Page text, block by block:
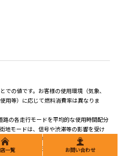
の値です。お客様の使用環境（気象、
用等）に応じて燃料消費率は異なりま
の各走行モードを平均的な使用時間配分
地モードは、信号や渋滞等の影響を受け
は、信号や渋滞等の影響をあまり受けな
路等での走行を想定しています。
一覧 お問い合わせ